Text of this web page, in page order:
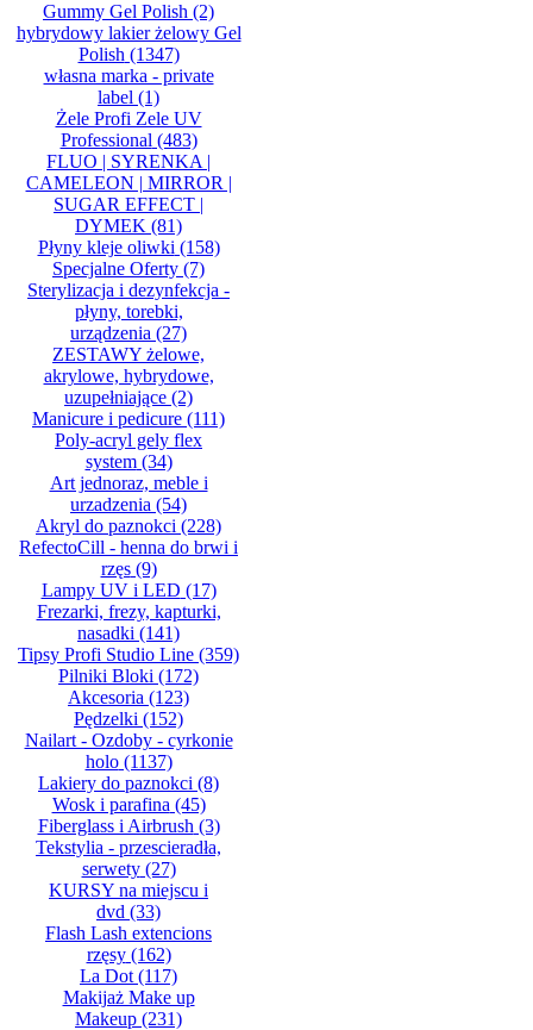
Gummy Gel Polish (2)
hybrydowy lakier żelowy Gel
Polish (1347)
własna marka - private
label (1)
Żele Profi Zele UV
Professional (483)
FLUO | SYRENKA |
CAMELEON | MIRROR |
SUGAR EFFECT |
DYMEK (81)
Płyny kleje oliwki (158)
Specjalne Oferty (7)
Sterylizacja i dezynfekcja -
płyny, torebki,
urządzenia (27)
ZESTAWY żelowe,
akrylowe, hybrydowe,
uzupełniające (2)
Manicure i pedicure (111)
Poly-acryl gely flex
system(34)
Art jednoraz, meble i
urzadzenia (54)
Akryl do paznokci (228)
RefectoCill - henna do brwi i
rzęs(9)
Lampy UV i LED (17)
Frezarki, frezy, kapturki,
nasadki (141)
Tipsy Profi Studio Line (359)
Pilniki Bloki (172)
Akcesoria (123)
Pędzelki (152)
Nailart - Ozdoby - cyrkonie
holo(1137)
Lakiery do paznokci (8)
Wosk i parafina (45)
Fiberglass i Airbrush (3)
Tekstylia - przescieradła,
serwety(27)
KURSY na miejscu i
dvd (33)
Flash Lash extencions
rzęsy(162)
La Dot (117)
Makijaż Make up
Makeup (231)